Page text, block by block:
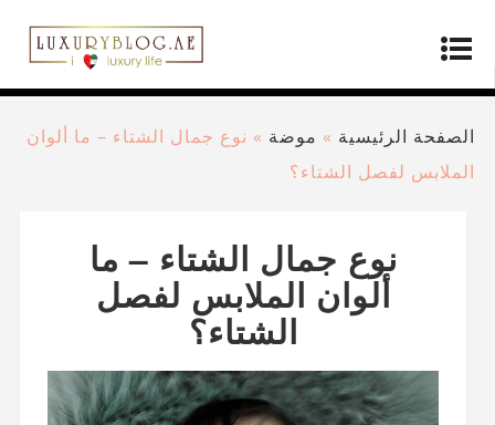
الصفحة الرئيسية » موضة » نوع جمال الشتاء – ما ألوان
الملابس لفصل الشتاء؟
نوع جمال الشتاء – ما
ألوان الملابس لفصل
الشتاء؟